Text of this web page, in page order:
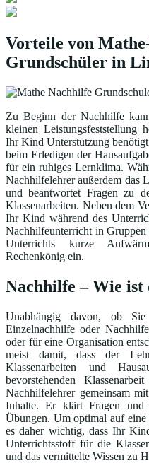
Vorteile von
Grundschüler in
Zu Beginn der Nachhilfe
kleinen Leistungsfeststellung
Ihr Kind Unterstützung
beim Erledigen der
für ein ruhiges Lernklima.
Nachhilfelehrer außerdem das
und beantwortet Fragen zu
Klassenarbeiten. Neben dem
Ihr Kind während des
Nachhilfeunterricht in
Unterrichts kurze
Rechenkönig ein.
Nachhilfe – Wie ist
Unabhängig davon, ob
Einzelnachhilfe oder
oder für eine Organisation
meist damit, dass der
Klassenarbeiten und
bevorstehenden
Nachhilfelehrer gemeinsam
Inhalte. Er klärt Fragen
Übungen. Um optimal auf eine
es daher wichtig, dass Ihr
Unterrichtsstoff für die
und das vermittelte Wissen zu